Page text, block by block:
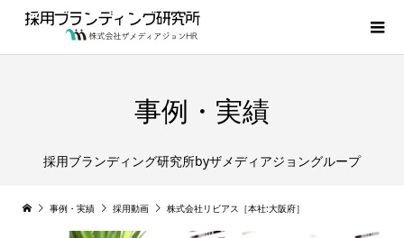
事例・実績
採用ブランディング研究所byザメディアジョングループ
事例・実績 採用動画 株式会社リビアス［本社:大阪府］
